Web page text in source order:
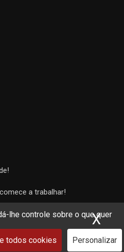
lhe controle sobre o que quer
todos cookies Personalizar
X
a trabalhar!